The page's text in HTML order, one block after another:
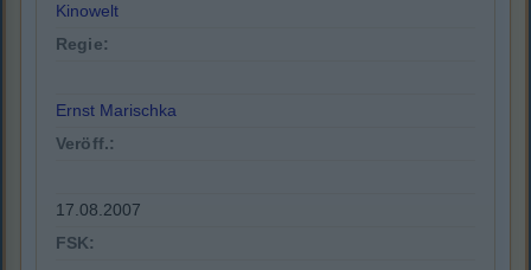
Kinowelt
Regie:
Ernst Marischka
Veröff.:
17.08.2007
FSK: